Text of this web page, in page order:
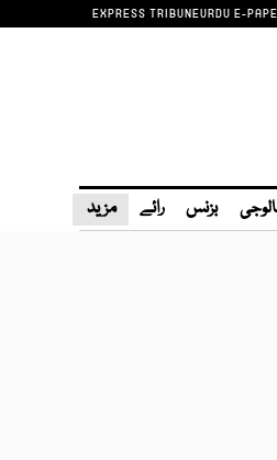
EXPRESS TRIBUNEURDU E-
بزنس رائے مزید